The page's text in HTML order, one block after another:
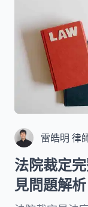
雷皓明 律
法院裁定
見問題解析